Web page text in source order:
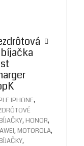
IPHONE,
, HONOR,
, MOTOROLA,
,